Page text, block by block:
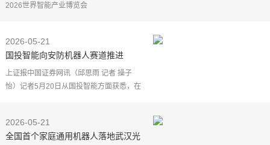
2026世界智能产业博览会
成为全场瞩目的焦点
武清多款本土研发的智能装备精彩亮相
全面展现机器人
2026-05-21
国投智能向安防机器人赛道推进
上证报中国证券网讯（邱思雨 记者 操子
怡）记者5月20日从国投智能方面获悉，在
议，联合成立保安机
2026-05-21
全国首个家庭通用机器人落地武汉光